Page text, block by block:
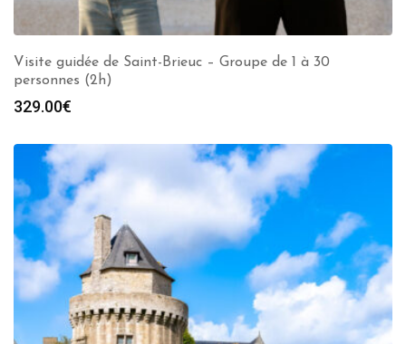
Visite guidée de Saint-Brieuc – Groupe de 1 à 30
personnes (2h)
329.00€